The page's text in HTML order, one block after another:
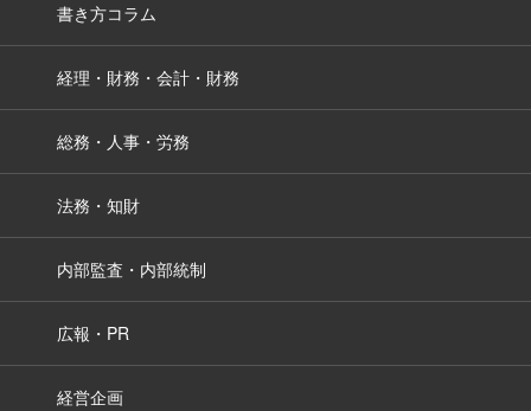
書き方コラム
経理・財務・会計・財務
総務・人事・労務
法務・知財
内部監査・内部統制
広報・PR
経営企画